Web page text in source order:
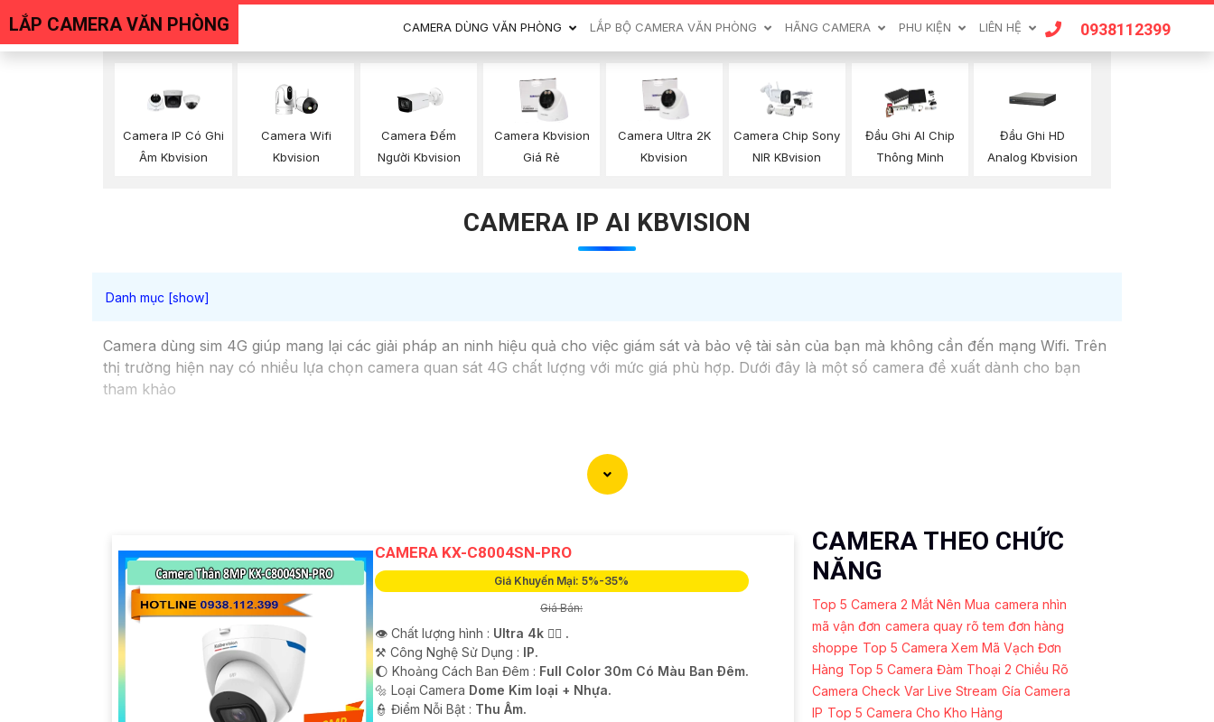
LẮP CAMERA VĂN PHÒNG CAMERA DÙNG VĂN PHÒNG LẮP BỘ CAMERA VĂN PHÒNG HÃNG CAMERA PHU KIỆN LIÊN HỆ 0938112399
Camera IP Có Ghi
Âm Kbvision
Camera Wifi
Kbvision
Camera Đếm
Người Kbvision
Camera Kbvision
Giá Rẻ
Camera Ultra 2K
Kbvision
Camera Chip Sony
NIR KBvision
Đầu Ghi AI Chip
Thông Minh
Đầu Ghi HD
Analog Kbvision
CAMERA IP AI KBVISION
Camera dùng sim 4G giúp mang lại các giải pháp an ninh hiệu quả cho việc giám sát và bảo vệ tài sản của bạn mà không cần đến mạng Wifi. Trên
thị trường hiện nay có nhiều lựa chọn camera quan sát 4G chất lượng với mức giá phù hợp. Dưới đây là một số camera đề xuất dành cho bạn
tham khảo
CAMERA KX-C8004SN-PRO
Giá Khuyến Mại: 5%-35%
Giá Bán:
👁 Chất lượng hình : Ultra 4k 👍🏾 .
⚒ Công Nghệ Sử Dụng : IP.
🌔 Khoảng Cách Ban Đêm : Full Color 30m Có Màu Ban Ðêm.
🔩 Loại Camera Dome Kim loại + Nhựa.
️👮 Điểm Nỗi Bật : Thu Âm.
CAMERA THEO CHỨC
NĂNG
Top 5 Camera 2 Mắt Nên Mua camera nhìn
mã vận đơn camera quay rõ tem đơn hàng
shoppe Top 5 Camera Xem Mã Vạch Đơn
Hàng Top 5 Camera Đàm Thoại 2 Chiều Rõ
Camera Check Var Live Stream Gía Camera
IP Top 5 Camera Cho Kho Hàng